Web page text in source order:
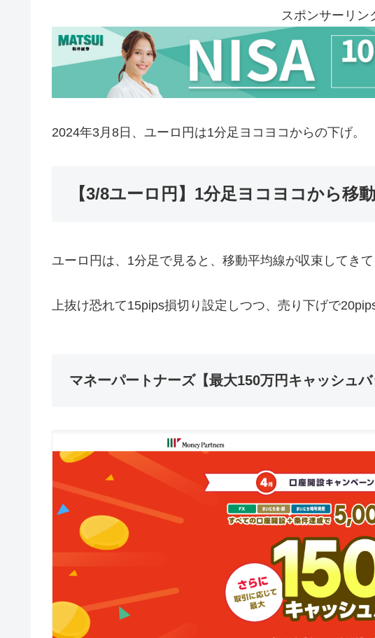
スポンサーリン
2024年3月8日、ユーロ円は1分足ヨコヨコからの下げ。
【3/8ユーロ円】1分足ヨコヨコから移
ユーロ円は、1分足で見ると、移動平均線が収束してき
上抜け恐れて15pips損切り設定しつつ、売り下げで20pips
マネーパートナーズ【最大150万円キャッシュバ